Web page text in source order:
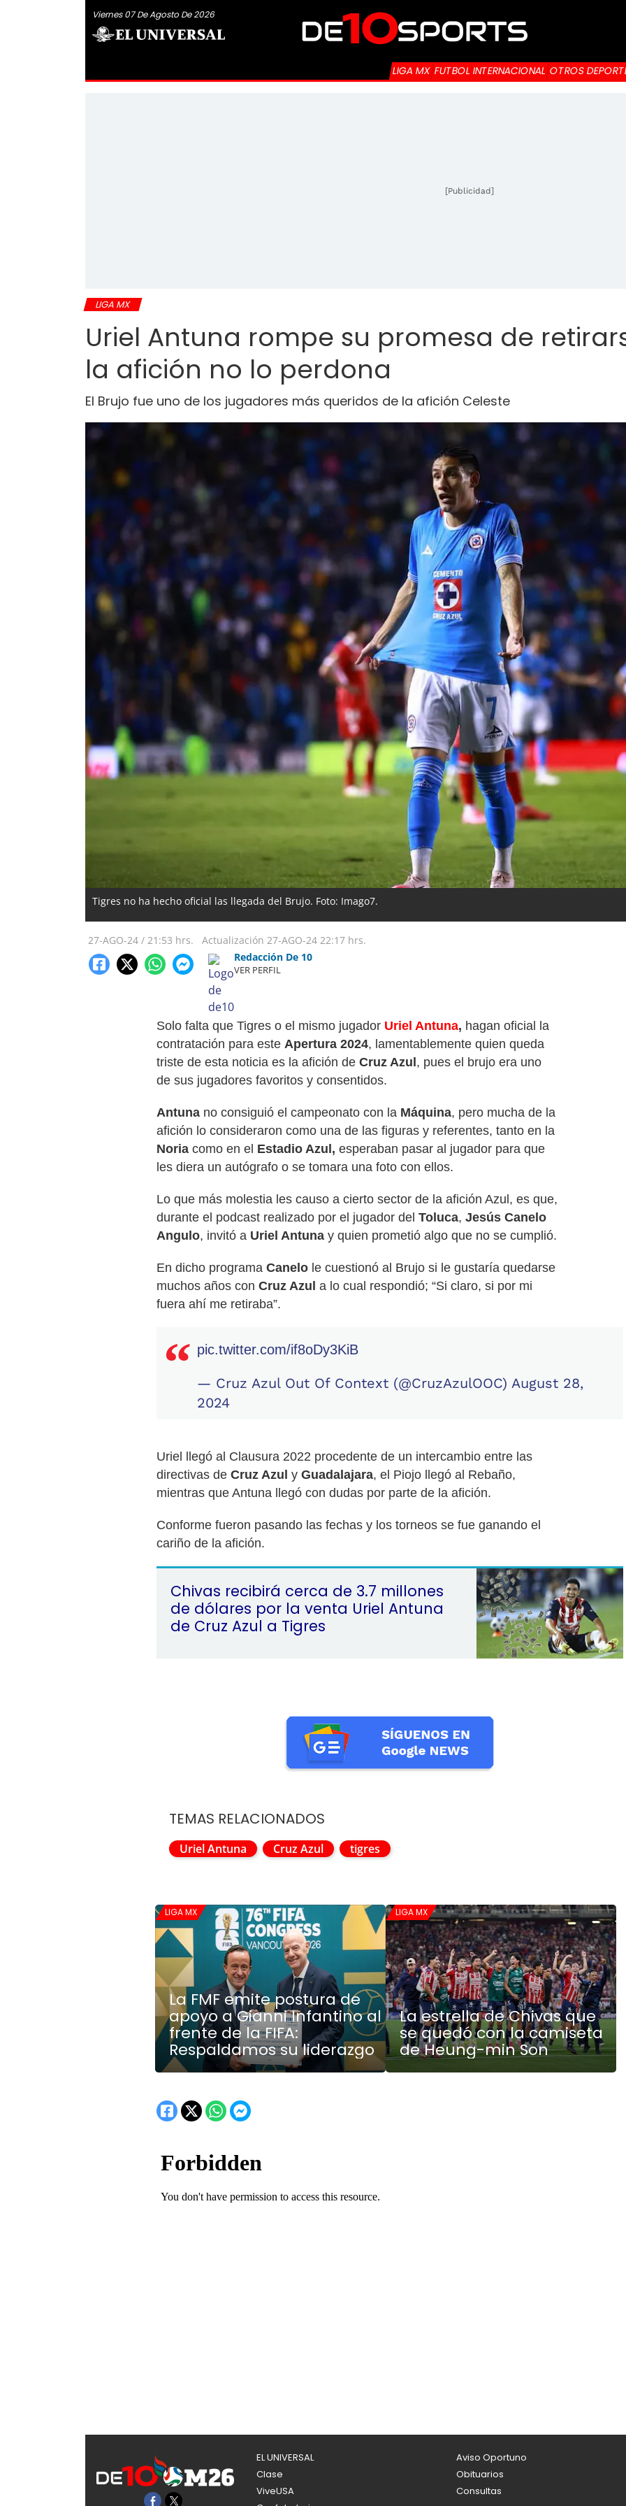
Viernes 07 De Agosto De 2026
LIGA MX FUTBOL INTERNACIONAL OTROS
[Publicidad]
LIGA MX
Uriel Antuna rompe su promesa de
la afición no lo perdona
El Brujo fue uno de los jugadores más queridos de la afición Celeste
Tigres no ha hecho oficial las llegada del Brujo. Foto: Imago7.
27-AGO-24 / 21:53 hrs. Actualización 27-AGO-24 22:17 hrs.
Redacción De 10
VER PERFIL
Solo falta que Tigres o el mismo jugador Uriel Antuna, hagan oficial la
contratación para este Apertura 2024, lamentablemente quien queda
triste de esta noticia es la afición de Cruz Azul , pues el brujo era uno
de sus jugadores favoritos y consentidos.
Antuna no consiguió el campeonato con la Máquina, pero mucha de la
afición lo consideraron como una de las figuras y referentes, tanto en la
Noria como en el Estadio Azul, esperaban pasar al jugador para que
les diera un autógrafo o se tomara una foto con ellos.
Lo que más molestia les causo a cierto sector de la afición Azul, es que,
durante el podcast realizado por el jugador del Toluca, Jesús Canelo
Angulo, invitó a Uriel Antuna y quien prometió algo que no se cumplió.
En dicho programa Canelo le cuestionó al Brujo si le gustaría quedarse
muchos años con Cruz Azul a lo cual respondió; “Si claro, si por mi
fuera ahí me retiraba”.
pic.twitter.com/if8oDy3KiB
— Cruz Azul Out Of Context (@CruzAzulOOC) August 28,
2024
Uriel llegó al Clausura 2022 procedente de un intercambio entre las
directivas de Cruz Azul y Guadalajara, el Piojo llegó al Rebaño,
mientras que Antuna llegó con dudas por parte de la afición.
Conforme fueron pasando las fechas y los torneos se fue ganando el
cariño de la afición.
Chivas recibirá cerca de 3.7 millones
de dólares por la venta Uriel Antuna
de Cruz Azul a Tigres
TEMAS RELACIONADOS
Uriel Antuna Cruz Azul tigres
LIGA MX
La FMF emite postura de
apoyo a Gianni Infantino al
frente de la FIFA:
Respaldamos su liderazgo
LIGA MX
La estrella de Chivas que
se quedó con la camiseta
de Heung-min Son
EL UNIVERSAL
Clase
ViveUSA
Aviso Oportuno
Obituarios
Consultas